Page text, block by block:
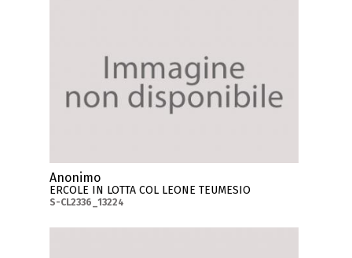
Anonimo
ERCOLE IN LOTTA COL LEONE TEUMESIO
S-CL2336_13224